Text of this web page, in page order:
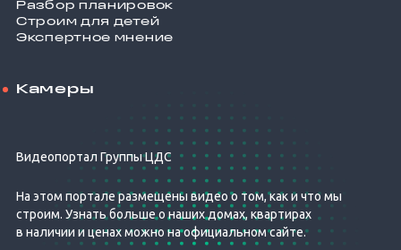
Разбор планировок
Строим для детей
Экспертное мнение
Камеры
Видеопортал Группы ЦДС
На этом портале размещены видео о том, как и что мы
строим. Узнать больше о наших домах, квартирах
в наличии и ценах можно на официальном сайте.